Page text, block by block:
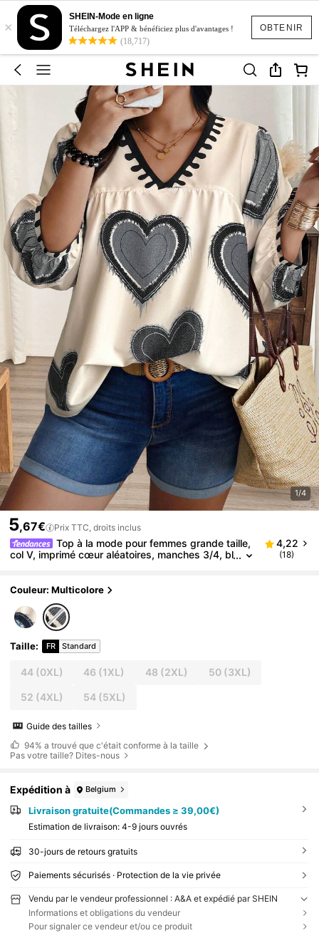
OBTENIR
×
SHEIN-Mode en ligne
Téléchargez l'APP & bénéficiez plus d'avantages !
(18,717)
1/4
5,67€ Prix TTC, droits inclus
Top à la mode pour femmes grande taille,
col V, imprimé cœur aléatoires, manches 3/4, bl
4,22
(18)
Couleur: Multicolore
Taille: FR Standard
44(0XL) 46 (1XL) 48 (2XL) 50(3XL)
52 (4XL) 54 (5XL)
Guide des tailles
94% a trouvé que c'était conforme à la taille
Pas votre taille? Dites-nous
Expédition à Belgium
Livraison gratuite(Commandes ≥ 39,00€)
Estimation de livraison: 4-9 jours ouvrés
30-jours de retours gratuits
Paiements sécurisés · Protection de la vie privée
Vendu par le vendeur professionnel : A&A et expédié par SHEIN
Informations et obligations du vendeur
Pour signaler ce vendeur et/ou ce produit